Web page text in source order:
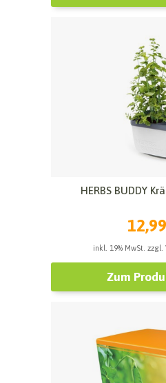
HERBS BUDDY
inkl. 19% MwSt.
Zum